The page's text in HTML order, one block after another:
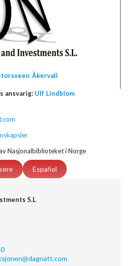
Åkervall
ansvarig: Ulf Lindblom
Nasjonalbiblioteket i Norge
Español
S.L